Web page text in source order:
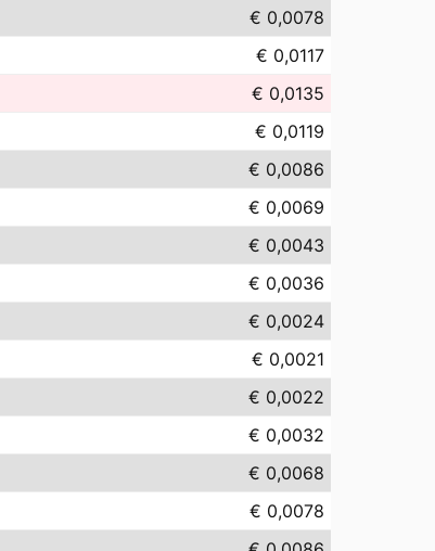
€ 0,0078
€ 0,0117
€ 0,0135
€ 0,0119
€ 0,0086
€ 0,0069
€ 0,0043
€ 0,0036
€ 0,0024
€ 0,0021
€ 0,0022
€ 0,0032
€ 0,0068
€ 0,0078